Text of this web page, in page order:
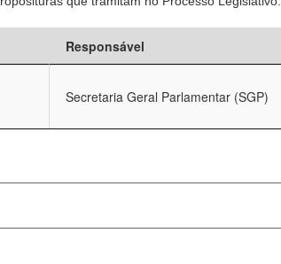
Responsável
Secretaria Geral Parlamentar (SGP)